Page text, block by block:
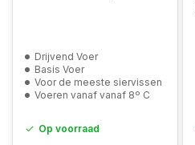
Drijvend Voer
Basis Voer
Voor de meeste siervissen
Voeren vanaf vanaf 8º C
Op voorraad